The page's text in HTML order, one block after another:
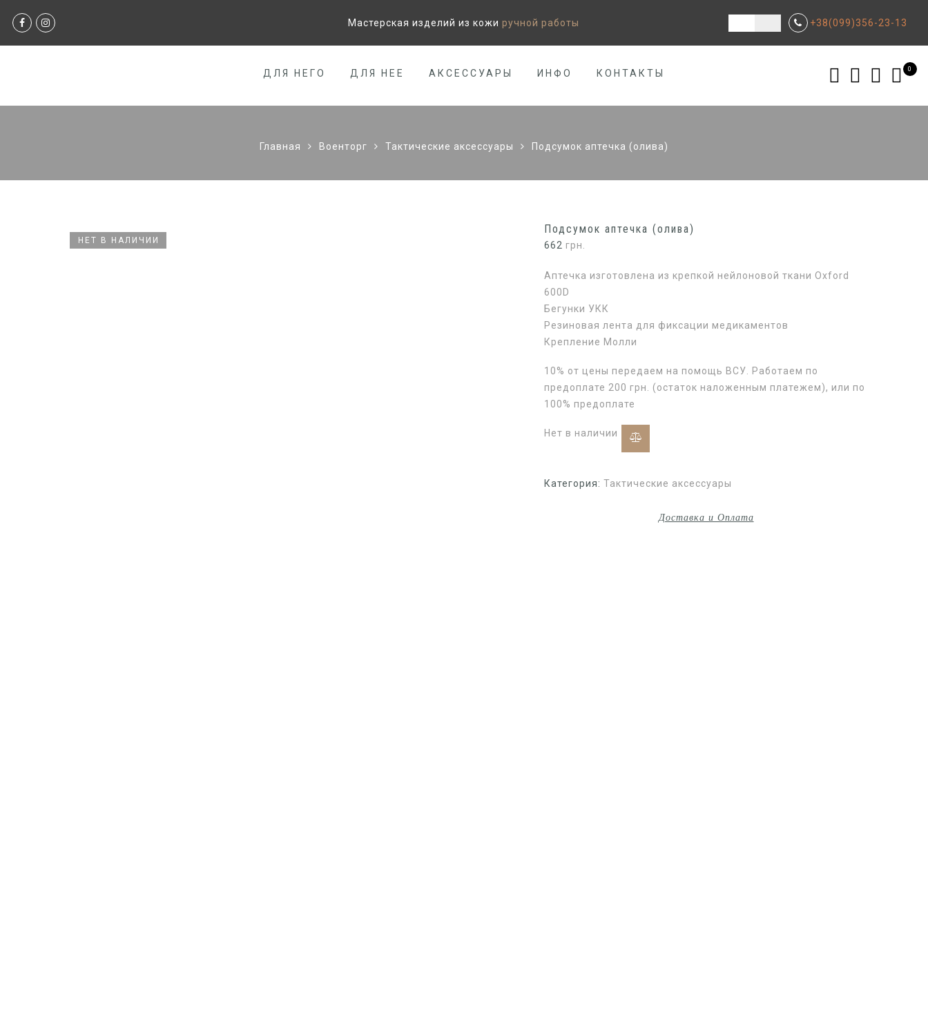
Мастерская изделий из кожиручной работы +38(099)356-23-13
ДЛЯ НЕГО ДЛЯ НЕЕ АКСЕССУАРЫ ИНФО КОНТАКТЫ 0
Главная Военторг Тактические аксессуары Подсумок аптечка (олива)
НЕТ В НАЛИЧИИ
Подсумок аптечка (олива)
662 грн.
Аптечка изготовлена из крепкой нейлоновой ткани Oxford
600D
Бегунки УКК
Резиновая лента для фиксации медикаментов
Крепление Молли
10% от цены передаем на помощь ВСУ. Работаем по
предоплате 200 грн. (остаток наложенным платежем), или по
100% предоплате
Нет в наличии
Категория:Тактические аксессуары
Доставка и Оплата